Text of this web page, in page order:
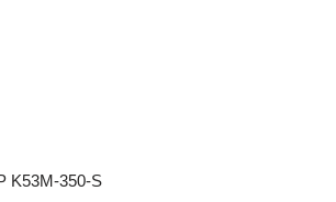
K53M-350-S